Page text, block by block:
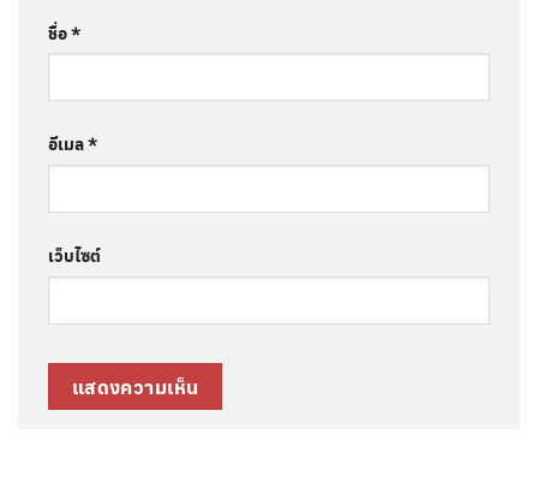
ชื่อ*
อีเมล*
เว็บไซต์